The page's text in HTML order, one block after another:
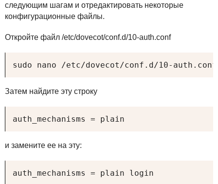
следующим шагам и отредактировать некоторые
конфигурационные файлы.
Откройте файл /etc/dovecot/conf.d/10-auth.conf
sudo nano /etc/dovecot/conf.d/10-auth.conf
Затем найдите эту строку
auth_mechanisms = plain
и замените ее на эту:
auth_mechanisms = plain login